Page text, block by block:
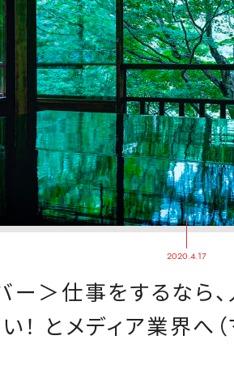
2020.4.17
ー＞仕事をするなら
！ とメディア業界へ